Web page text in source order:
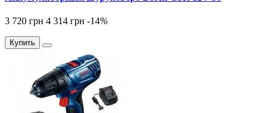
3 720 грн 4 314 грн -14%
Купить